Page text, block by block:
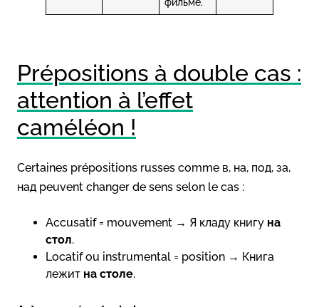
Prépositions à double cas :
attention à l’effet
caméléon !
Certaines prépositions russes comme в, на, под, за,
над peuvent changer de sens selon le cas :
Accusatif = mouvement → Я кладу книгу на
стол.
Locatif ou instrumental = position → Книга
лежит на столе.